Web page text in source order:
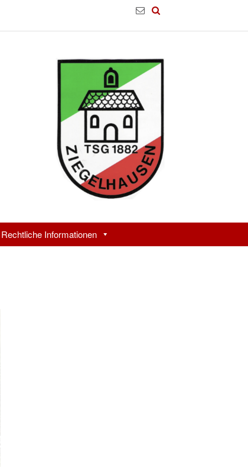
Rechtliche Informationen